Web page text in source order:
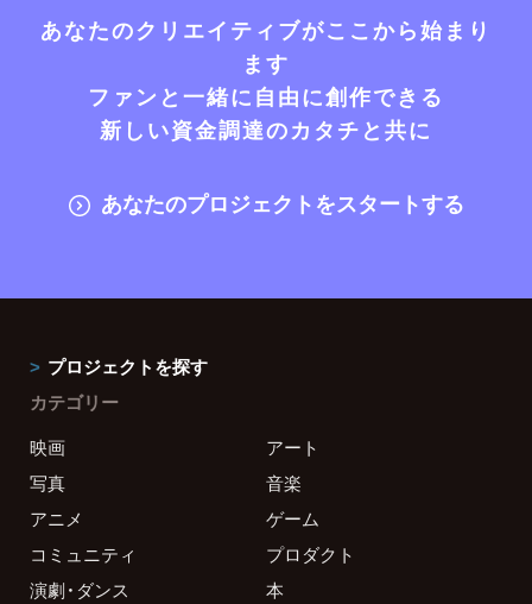
あなたのクリエイティブがここから始まり
ます
ファンと一緒に自由に創作できる
新しい資金調達のカタチと共に
あなたのプロジェクトをスタートする
プロジェクトを探す
カテゴリー
映画
アート
写真
音楽
アニメ
ゲーム
コミュニティ
プロダクト
演劇・ダンス
本